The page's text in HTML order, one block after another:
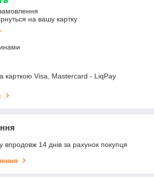
на вашу картку
карткою Visa, Mastercard - LiqPay
впродовж 14 днів за рахунок покупця